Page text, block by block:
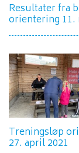
Resultater fra
orientering 11.
Treningsløp
27. april 2021